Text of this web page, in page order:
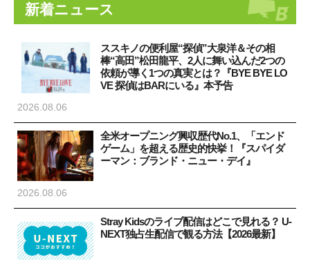
新着ニュース
ススキノの便利屋“探偵”大泉洋＆その相
棒“高田”松田龍平、2人に舞い込んだ2つの
依頼が導く1つの真実とは？『BYE BYE LO
VE 探偵はBARにいる』本予告
2026.08.06
全米オープニング興収歴代No.1、「エンド
ゲーム」を超える歴史的快挙！『スパイダ
ーマン：ブランド・ニュー・デイ』
2026.08.06
Stray Kidsのライブ配信はどこで見れる？ U-
NEXT独占生配信で観る方法【2026最新】